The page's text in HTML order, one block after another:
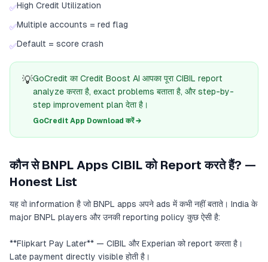
✅High Credit Utilization
✅Multiple accounts = red flag
✅Default = score crash
💡GoCredit का Credit Boost AI आपका पूरा CIBIL report
analyze करता है, exact problems बताता है, और step-by-
step improvement plan देता है।
GoCredit App Download करें →
कौन से BNPL Apps CIBIL को Report करते हैं? —
Honest List
यह वो information है जो BNPL apps अपने ads में कभी नहीं बताते। India के
major BNPL players और उनकी reporting policy कुछ ऐसी है:
**Flipkart Pay Later** — CIBIL और Experian को report करता है।
Late payment directly visible होती है।